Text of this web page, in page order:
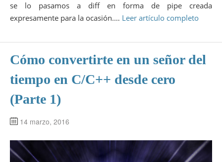
se lo pasamos a diff en forma de pipe creada
expresamente para la ocasión.… Leer artículo completo
Cómo convertirte en un señor del
tiempo en C/C++ desde cero
(Parte 1)
14 marzo, 2016